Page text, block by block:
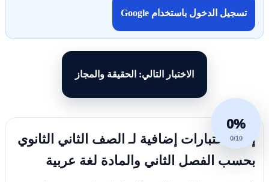
تسجيل الدخول باستخدام Google
الاختبار التالي: الحقيقة والمجاز
0%
0/10
إليك اختبارات إضافية لـ الصف الثاني الثانوي
بحسب الفصل الثاني والمادة لغة عربية